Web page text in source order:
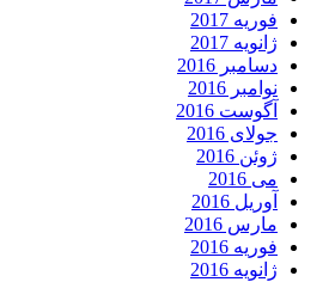
فوریه 2017
ژانویه 2017
دسامبر 2016
نوامبر 2016
آگوست 2016
جولای 2016
ژوئن 2016
می 2016
آوریل 2016
مارس 2016
فوریه 2016
ژانویه 2016